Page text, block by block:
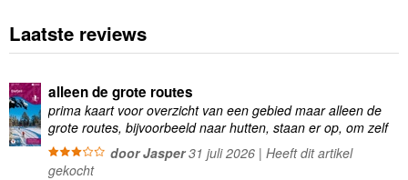
Laatste reviews
alleen de grote routes
prima kaart voor overzicht van een gebied maar alleen de
grote routes, bijvoorbeeld naar hutten, staan er op, om zelf
wandelingen te plannen minder geschikt
door Jasper31 juli 2026 | Heeft dit artikel
gekocht